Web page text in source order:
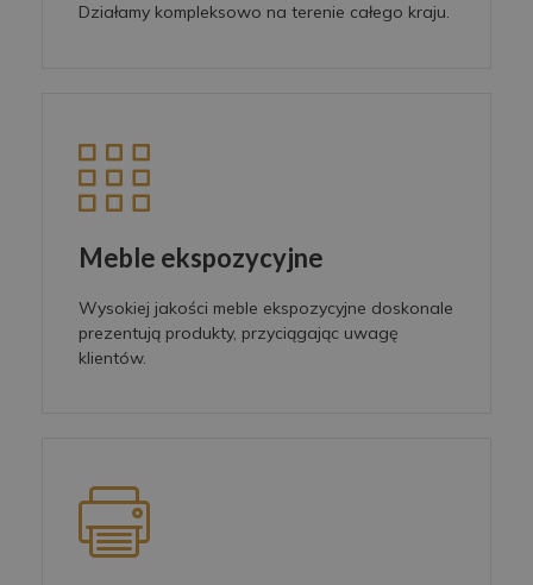
Działamy kompleksowo na terenie całego kraju.
Meble ekspozycyjne
Wysokiej jakości meble ekspozycyjne doskonale
prezentują produkty, przyciągając uwagę
klientów.